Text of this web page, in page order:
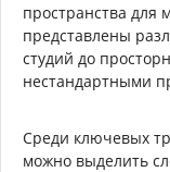
пространства для
представлены
студий до
нестандартными
Среди ключевых
можно выделить